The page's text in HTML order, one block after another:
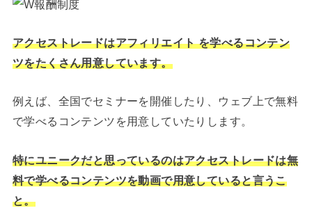
アクセストレードはアフィリエイト を学べるコンテン
ツをたくさん用意しています。
例えば、全国でセミナーを開催したり、ウェブ上で無料
で学べるコンテンツを用意していたりします。
特にユニークだと思っているのはアクセストレードは無
料で学べるコンテンツを動画で用意していると言うこ
と。